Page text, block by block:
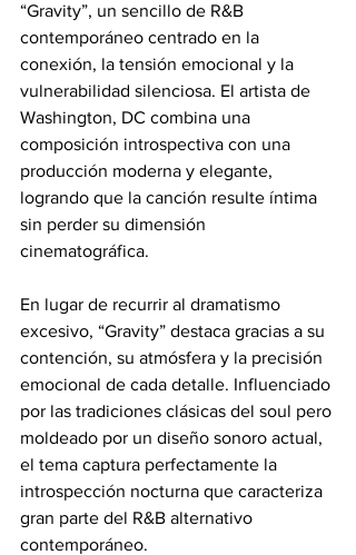
“Gravity”, un sencillo de R&B
contemporáneo centrado en la
conexión, la tensión emocional y la
vulnerabilidad silenciosa. El artista de
Washington, DC combina una
composición introspectiva con una
producción moderna y elegante,
logrando que la canción resulte íntima
sin perder su dimensión
cinematográfica.
En lugar de recurrir al dramatismo
excesivo, “Gravity” destaca gracias a su
contención, su atmósfera y la precisión
emocional de cada detalle. Influenciado
por las tradiciones clásicas del soul pero
moldeado por un diseño sonoro actual,
el tema captura perfectamente la
introspección nocturna que caracteriza
gran parte del R&B alternativo
contemporáneo.